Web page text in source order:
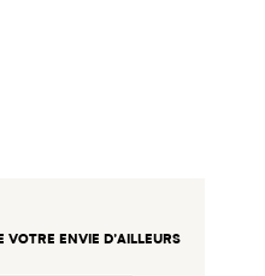
VOTRE ENVIE D’AILLEURS